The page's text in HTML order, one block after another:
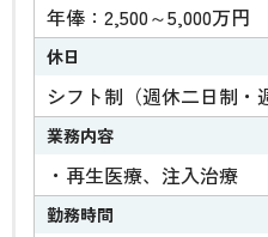
年俸：2,500～5,000万円
休日
シフト制（週休二日制・
業務内容
・再生医療、注入治療
勤務時間